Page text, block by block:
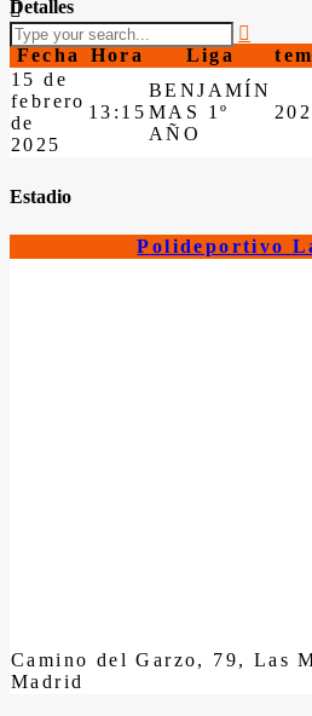
Detalles
Fecha Hora Liga
15 de
febrero
de
2025
13:15
BENJAMÍN
MAS 1º
AÑO
Estadio
Polideportivo
Camino del Garzo, 79, Las
Madrid